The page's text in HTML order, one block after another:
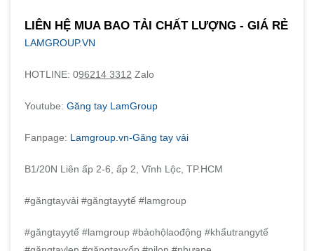
LIÊN HỆ MUA BAO TẢI CHẤT LƯỢNG - GIÁ RẺ
LAMGROUP.VN
HOTLINE: 096214 3312 Zalo
Youtube: Găng tay LamGroup
Fanpage: Lamgroup.vn-Găng tay vải
B1/20N Liên ấp 2-6, ấp 2, Vĩnh Lộc, TP.HCM
#găngtayvải #găngtayytế #lamgroup
#găngtayytế #lamgroup #bảohộlaođộng #khẩutrangytế